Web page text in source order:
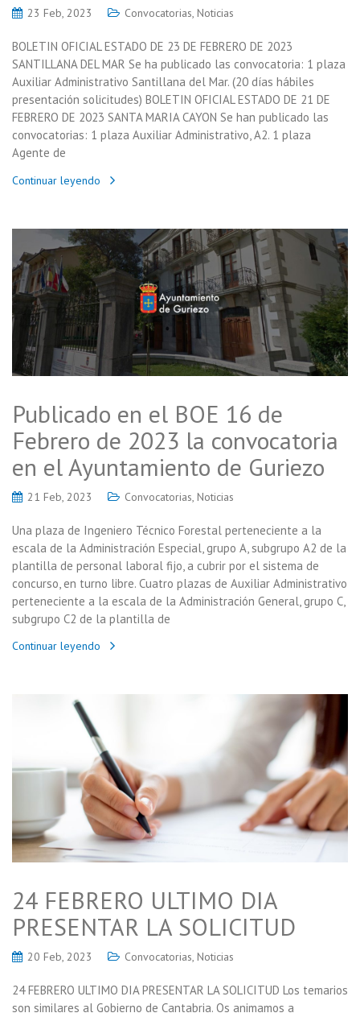
23 Feb, 2023 Convocatorias, Noticias
BOLETIN OFICIAL ESTADO DE 23 DE FEBRERO DE 2023
SANTILLANA DEL MAR Se ha publicado las convocatoria: 1 plaza
Auxiliar Administrativo Santillana del Mar. (20 días hábiles
presentación solicitudes) BOLETIN OFICIAL ESTADO DE 21 DE
FEBRERO DE 2023 SANTA MARIA CAYON Se han publicado las
convocatorias: 1 plaza Auxiliar Administrativo, A2. 1 plaza
Agente de
Continuar leyendo
Publicado en el BOE 16 de
Febrero de 2023 la convocatoria
en el Ayuntamiento de Guriezo
21 Feb, 2023 Convocatorias, Noticias
Una plaza de Ingeniero Técnico Forestal perteneciente a la
escala de la Administración Especial, grupo A, subgrupo A2 de la
plantilla de personal laboral fijo, a cubrir por el sistema de
concurso, en turno libre. Cuatro plazas de Auxiliar Administrativo
perteneciente a la escala de la Administración General, grupo C,
subgrupo C2 de la plantilla de
Continuar leyendo
24 FEBRERO ULTIMO DIA
PRESENTAR LA SOLICITUD
20 Feb, 2023 Convocatorias, Noticias
24 FEBRERO ULTIMO DIA PRESENTAR LA SOLICITUD Los temarios
son similares al Gobierno de Cantabria. Os animamos a